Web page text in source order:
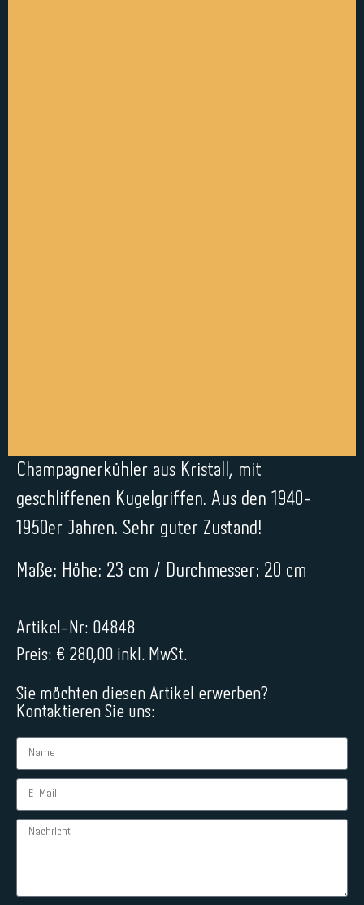
Champagnerkühler aus Kristall, mit
geschliffenen Kugelgriffen. Aus den 1940-
1950er Jahren. Sehr guter Zustand!
Maße: Höhe: 23 cm / Durchmesser: 20 cm
Artikel-Nr: 04848
Preis: € 280,00 inkl. MwSt.
Sie möchten diesen Artikel erwerben?
Kontaktieren Sie uns: